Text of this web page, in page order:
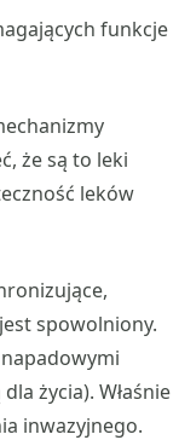
funkcje
że są to leki
leków
spowolniony.
życia). Właśnie
inwazyjnego.